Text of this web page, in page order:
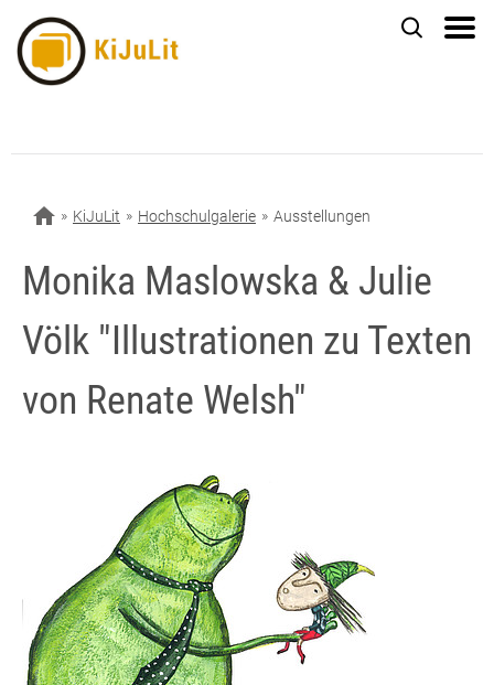
KiJuLit Hochschulgalerie Ausstellungen
Monika Maslowska & Julie
Völk "Illustrationen zu Texten
von Renate Welsh"